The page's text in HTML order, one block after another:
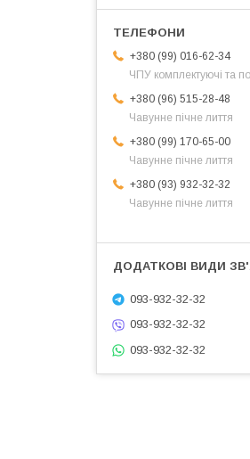
+380 (99) 016-62-34
ЧПУ комплектуючі та
+380 (96) 515-28-48
Чавунне пічне лиття
+380 (99) 170-65-00
Чавунне пічне лиття
+380 (93) 932-32-32
Чавунне пічне лиття
093-932-32-32
093-932-32-32
093-932-32-32